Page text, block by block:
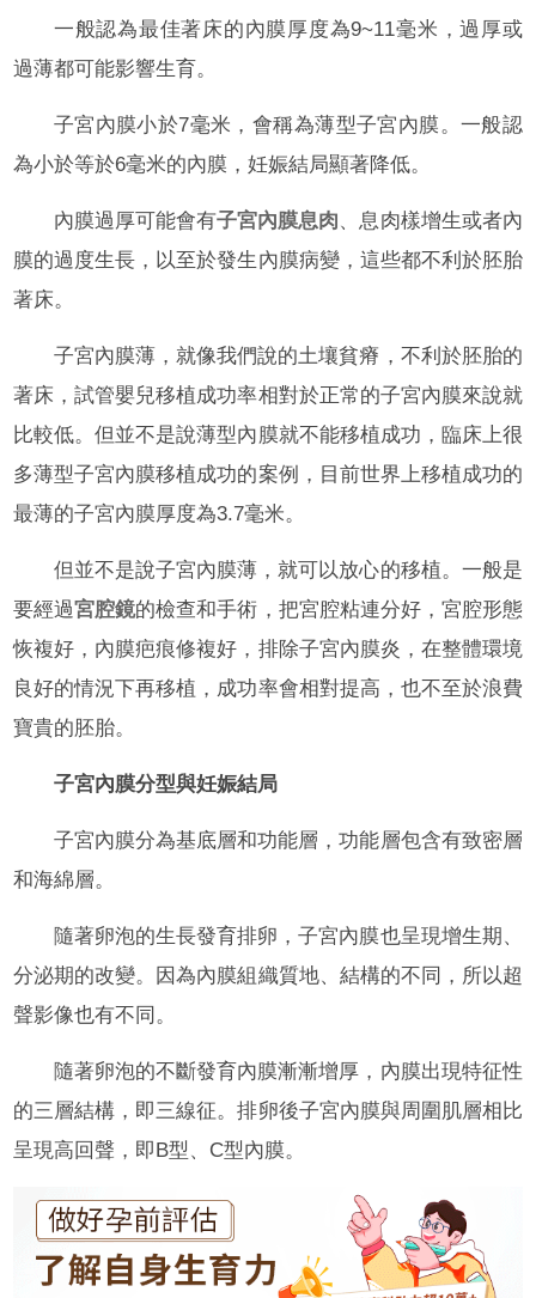
一般認為最佳著床的內膜厚度為9~11毫米，過厚或
過薄都可能影響生育。
子宮內膜小於7毫米，會稱為薄型子宮內膜。一般認
為小於等於6毫米的內膜，妊娠結局顯著降低。
內膜過厚可能會有子宮內膜息肉、息肉樣增生或者內
膜的過度生長，以至於發生內膜病變，這些都不利於胚胎
著床。
子宮內膜薄，就像我們說的土壤貧瘠，不利於胚胎的
著床，試管嬰兒移植成功率相對於正常的子宮內膜來說就
比較低。但並不是說薄型內膜就不能移植成功，臨床上很
多薄型子宮內膜移植成功的案例，目前世界上移植成功的
最薄的子宮內膜厚度為3.7毫米。
但並不是說子宮內膜薄，就可以放心的移植。一般是
要經過宮腔鏡的檢查和手術，把宮腔粘連分好，宮腔形態
恢複好，內膜疤痕修複好，排除子宮內膜炎，在整體環境
良好的情況下再移植，成功率會相對提高，也不至於浪費
寶貴的胚胎。
子宮內膜分型與妊娠結局
子宮內膜分為基底層和功能層，功能層包含有致密層
和海綿層。
隨著卵泡的生長發育排卵，子宮內膜也呈現增生期、
分泌期的改變。因為內膜組織質地、結構的不同，所以超
聲影像也有不同。
隨著卵泡的不斷發育內膜漸漸增厚，內膜出現特征性
的三層結構，即三線征。排卵後子宮內膜與周圍肌層相比
呈現高回聲，即B型、C型內膜。